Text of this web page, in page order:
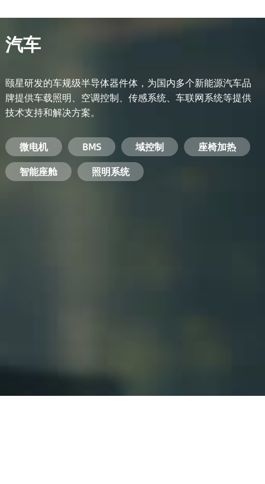
汽车
颐星研发的车规级半导体器件体，为国内多个新能源汽车品
牌提供车载照明、空调控制、传感系统、车联网系统等提供
技术支持和解决方案。
微电机 BMS 域控制
座椅加热
智能座舱
照明系统
电池管理系统
储能逆变器
工业电焊机 变频器
电机驱动
安防摄像头
开关电源 手机充电器
服务器电源
PC电源
电脑 手机 基站 机顶盒
智能农业 智能医疗
智能交通
智能家居